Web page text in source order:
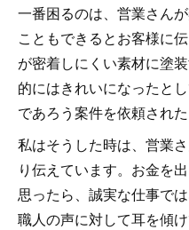
一番困るのは、営業さん
こともできるとお客様に
が密着しにくい素材に塗
的にはきれいになったと
であろう案件を依頼され
私はそうした時は、営業
り伝えています。お金を
思ったら、誠実な仕事で
職人の声に対して耳を傾